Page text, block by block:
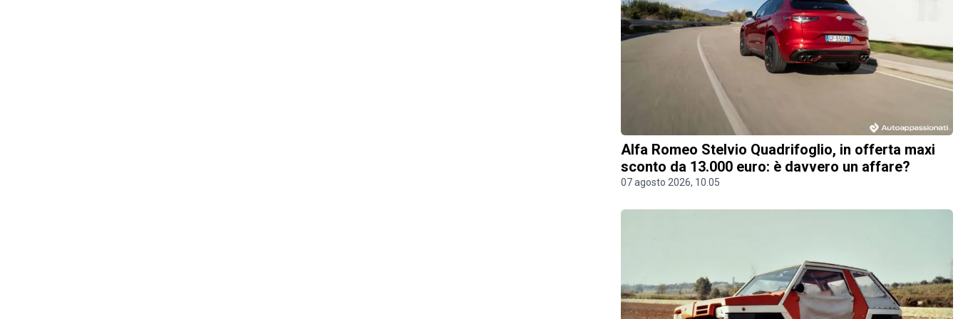
Alfa Romeo Stelvio Quadrifoglio, in offerta maxi
sconto da 13.000 euro: è davvero un affare?
07 agosto 2026, 10.05